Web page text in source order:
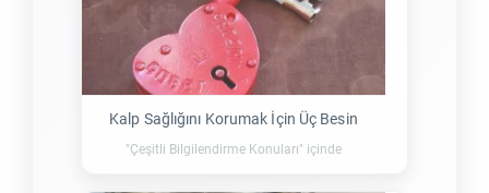
Kalp Sağlığını Korumak İçin Üç Besin
"Çeşitli Bilgilendirme Konuları" içinde